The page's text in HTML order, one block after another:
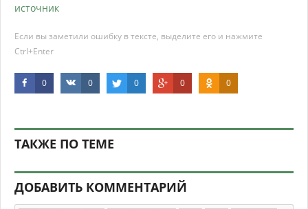
источник
Если вы заметили ошибку в тексте, выделите его и нажмите
Ctrl+Enter
0 0 0 0 0
ТАКЖЕ ПО ТЕМЕ
ДОБАВИТЬ КОММЕНТАРИЙ